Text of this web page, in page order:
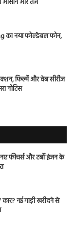
का नया फोल्डेबल फोन,
फिल्में और वेब सीरीज
नोटिस
फीचर्स और टर्बो इंजन के
नई गाड़ी खरीदने से